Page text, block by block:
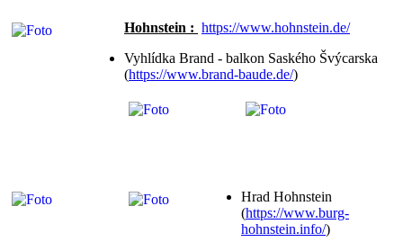
Hohnstein : https://www.hohnstein.de/
Vyhlídka Brand - balkon Saského Švýcarska
(https://www.brand-baude.de/)
Hrad Hohnstein
(https://www.burg-
hohnstein.info/)